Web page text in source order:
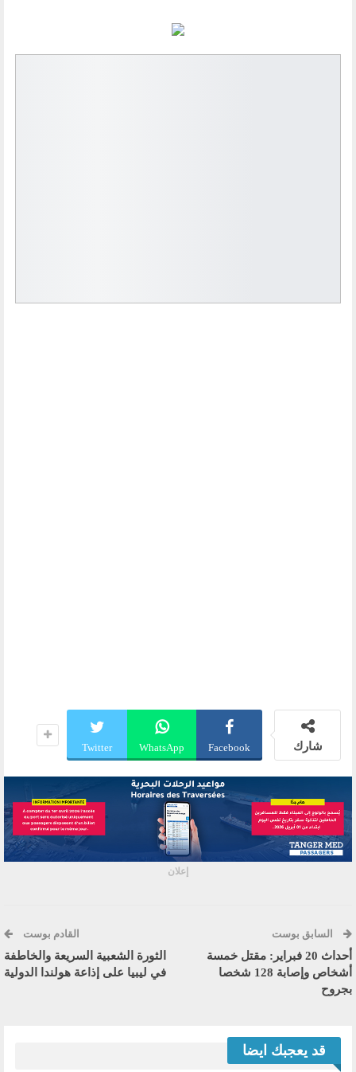
شارك Facebook
WhatsApp
Twitter
إعلان
السابق بوست
أحداث 20 فبراير: مقتل خمسة
أشخاص وإصابة 128 شخصا
بجروح
القادم بوست
الثورة الشعبية السريعة والخاطفة
في ليبيا على إذاعة هولندا الدولية
قد يعجبك ايضا